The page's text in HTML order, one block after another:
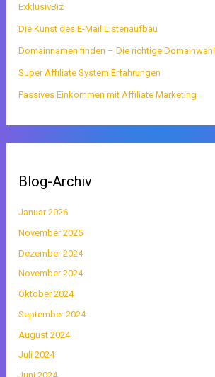
ExklusivBiz
Die Kunst des E-Mail Listenaufbau
Domainnamen finden – Die richtige Domainwahl
Super Affiliate System Erfahrungen
Passives Einkommen mit Affiliate Marketing
Blog-Archiv
Januar 2026
November 2025
Dezember 2024
November 2024
Oktober 2024
September 2024
August 2024
Juli 2024